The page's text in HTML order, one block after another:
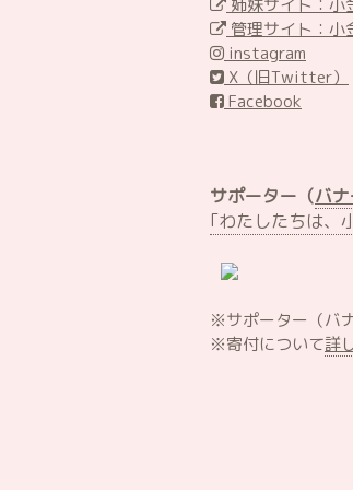
管理サイト：小
instagram
X（旧Twitter）
Facebook
サポーター（バ
｢わたしたちは、
※サポーター（バ
※寄付について詳